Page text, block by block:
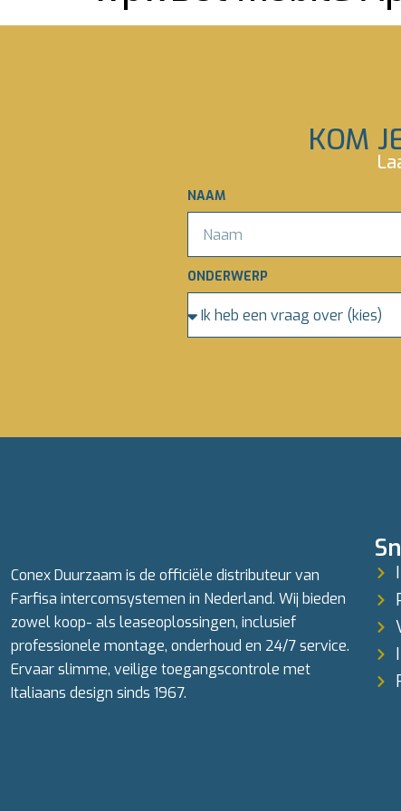
KOM
NAAM
ONDERWERP
Conex Duurzaam is de officiële distributeur van
Farfisa intercomsystemen in Nederland. Wij bieden
zowel koop- als leaseoplossingen, inclusief
professionele montage, onderhoud en 24/7 service.
Ervaar slimme, veilige toegangscontrole met
Italiaans design sinds 1967.